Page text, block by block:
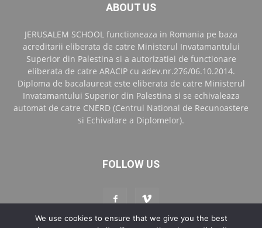
ABOUT US
JERUSALEM SCHOOL functioneaza in Romania pe baza
acreditarii eliberata de catre Ministerul Invatamantului
Superior din Palestina si a autorizatiei de functionare
eliberata de catre ARACIP cu adev.nr.276/06.10.2014.
Diploma de bacalaureat este eliberata de catre Ministerul
Invatamantului Superior din Palestina si se echivaleaza
automat de catre CNERD (Centrul National de Recunoastere
si Echivalare a Diplomelor).
FOLLOW US
We use cookies to ensure that we give you the best